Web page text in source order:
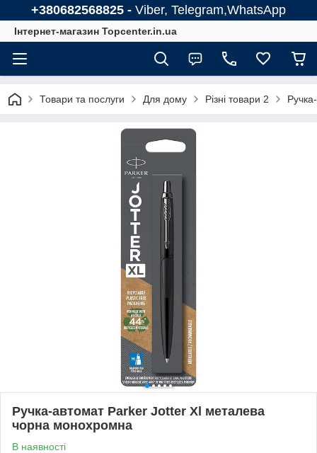
+380682568825 - Viber, Telegram,WhatsApp
Інтернет-магазин Topcenter.in.ua
Товари та послуги Для дому Різні товари 2
Ручка-автомат Parker Jotter Xl металева
чорна монохромна
В наявності